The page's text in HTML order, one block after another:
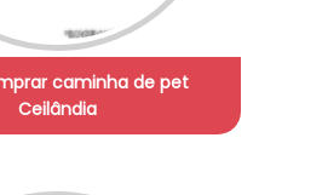
caminha de pet
Ceilândia